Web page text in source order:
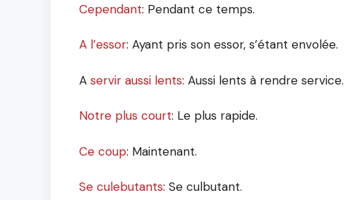
Cependant: Pendant ce temps.
A l’essor: Ayant pris son essor, s’étant envolée.
A servir aussi lents: Aussi lents à rendre service.
Notre plus court: Le plus rapide.
Ce coup: Maintenant.
Se culebutants: Se culbutant.